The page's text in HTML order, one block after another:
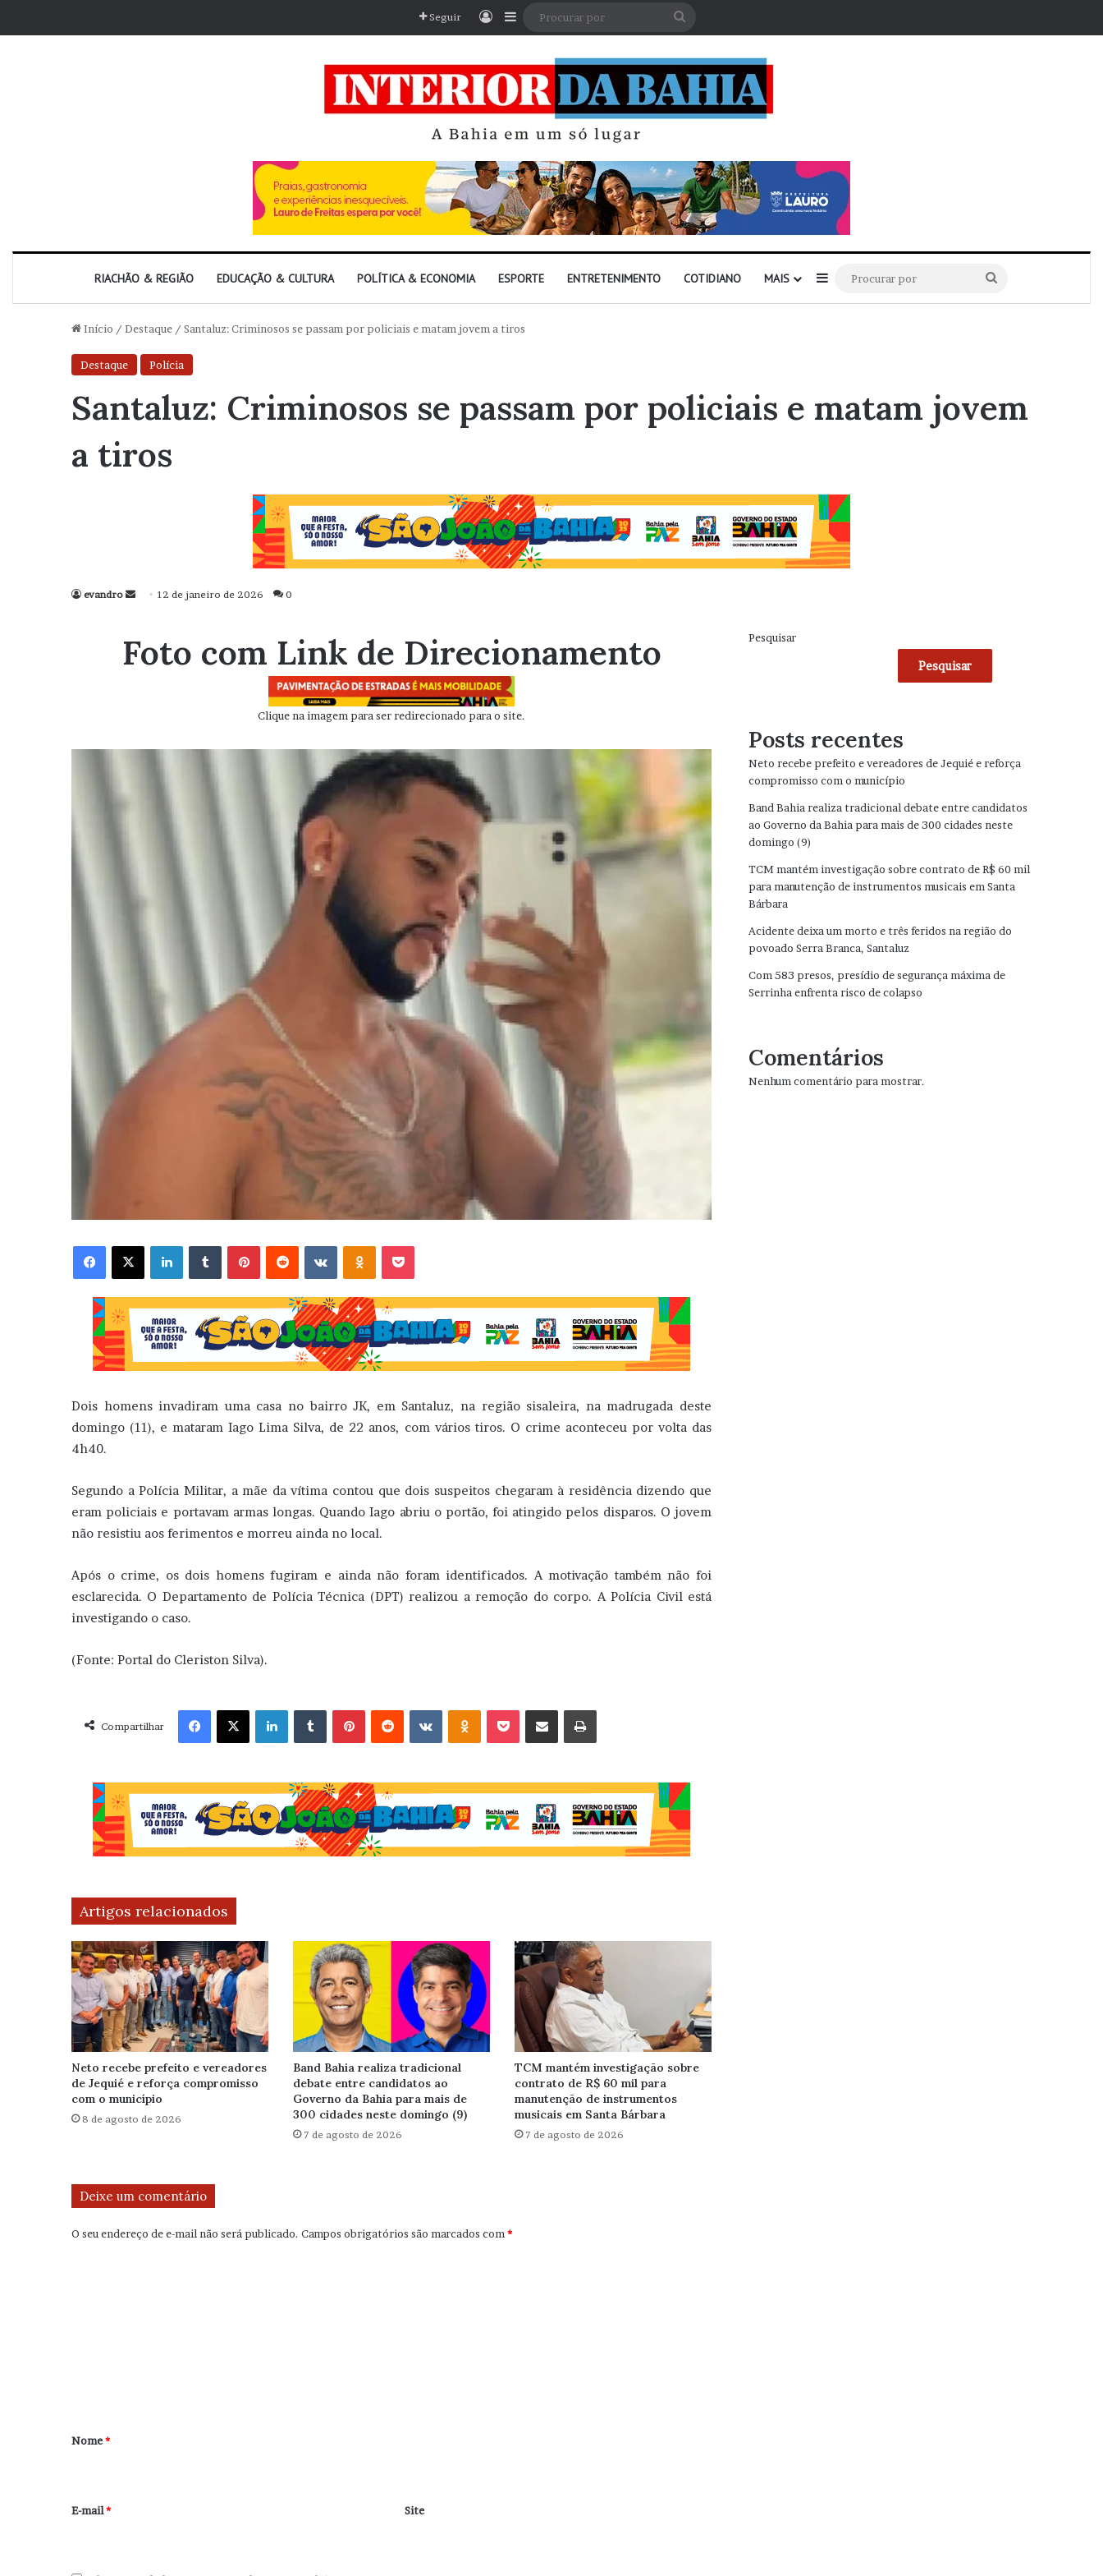
Seguir EntrarBarra Lateral
RIACHÃO & REGIÃO EDUCAÇÃO & CULTURA POLÍTICA & ECONOMIA ESPORTE ENTRETENIMENTO COTIDIANO MAIS Barra Lateral
por
Início / Destaque / Santaluz: Criminosos se passam por policiais e matam jovem a tiros
Destaque Polícia
Santaluz: Criminosos se passam por policiais e matam jovem
a tiros
evandro
Mande
mail
12 de janeiro de 2026 0
Foto com Link de Direcionamento
Clique na imagem para ser redirecionado para o site.
Facebook X Linkedin VK OK
Dois homens invadiram uma casa no bairro JK, em Santaluz, na região sisaleira, na madrugada deste
domingo (11), e mataram Iago Lima Silva, de 22 anos, com vários tiros. O crime aconteceu por volta das
4h40.
Segundo a Polícia Militar, a mãe da vítima contou que dois suspeitos chegaram à residência dizendo que
eram policiais e portavam armas longas. Quando Iago abriu o portão, foi atingido pelos disparos. O jovem
não resistiu aos ferimentos e morreu ainda no local.
Após o crime, os dois homens fugiram e ainda não foram identificados. A motivação também não foi
esclarecida. O Departamento de Polícia Técnica (DPT) realizou a remoção do corpo. A Polícia Civil está
investigando o caso.
(Fonte: Portal do Cleriston Silva).
Compartilhar
Facebook X Linkedin VK OK
Artigos relacionados
Neto recebe prefeito e vereadores
de Jequié e reforça compromisso
com o município
8 de agosto de 2026
Band Bahia realiza tradicional
debate entre candidatos ao
Governo da Bahia para mais de
300 cidades neste domingo (9)
7 de agosto de 2026
TCM mantém investigação sobre
contrato de R$ 60 mil para
manutenção de instrumentos
musicais em Santa Bárbara
7 de agosto de 2026
Deixe um comentário
O seu endereço de e-mail não será publicado. Campos obrigatórios são marcados com*
r
*
Nome*
E-mail* Site
Pesquisar
Pesquisar
Posts recentes
Neto recebe prefeito e vereadores de Jequié e reforça
compromisso com o município
Band Bahia realiza tradicional debate entre candidatos
ao Governo da Bahia para mais de 300 cidades neste
domingo (9)
TCM mantém investigação sobre contrato de R$ 60 mil
para manutenção de instrumentos musicais em Santa
Bárbara
Acidente deixa um morto e três feridos na região do
povoado Serra Branca, Santaluz
Com 583 presos, presídio de segurança máxima de
Serrinha enfrenta risco de colapso
Comentários
Nenhum comentário para mostrar.